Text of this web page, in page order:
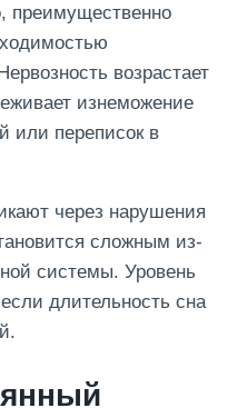
преимущественно
возрастает
изнеможение
или переписок в
через нарушения
сложным из-
системы. Уровень
длительность сна